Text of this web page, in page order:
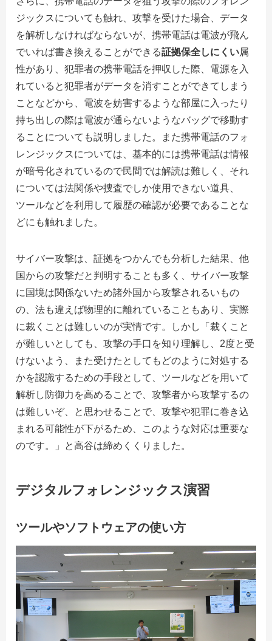
ジックスについても触れ、攻撃を受けた場合、データ
を解析しなければならないが、携帯電話は電波が飛ん
でいれば書き換えることができる証拠保全しにくい属
性があり、犯罪者の携帯電話を押収した際、電源を入
れていると犯罪者がデータを消すことができてしまう
ことなどから、電波を妨害するような部屋に入ったり
持ち出しの際は電波が通らないようなバッグで移動す
ることについても説明しました。また携帯電話のフォ
レンジックスについては、基本的には携帯電話は情報
が暗号化されているので民間では解読は難しく、それ
については法関係や捜査でしか使用できない道具、
ツールなどを利用して履歴の確認が必要であることな
どにも触れました。
サイバー攻撃は、証拠をつかんでも分析した結果、他
国からの攻撃だと判明することも多く、サイバー攻撃
に国境は関係ないため諸外国から攻撃されるいもの
の、法も違えば物理的に離れていることもあり、実際
に裁くことは難しいのが実情です。しかし「裁くこと
が難しいとしても、攻撃の手口を知り理解し、 2度と受
けないよう、また受けたとしてもどのように対処する
かを認識するための手段として、ツールなどを用いて
解析し防御力を高めることで、攻撃者から攻撃するの
は難しいぞ、と思わせることで、攻撃や犯罪に巻き込
まれる可能性が下がるため、このような対応は重要な
のです。」と高谷は締めくくりました。
デジタルフォレンジックス演習
ツールやソフトウェアの使い方